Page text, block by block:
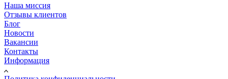
Наша миссия
Отзывы клиентов
Блог
Новости
Вакансии
Контакты
Информация